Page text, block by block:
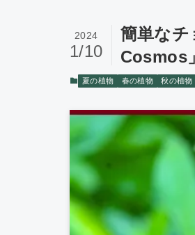
簡単な
Cosmos」
2024
1/10
夏の植物 春の植物 秋の植物